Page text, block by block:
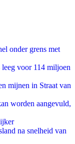
onder grens met
voor 114 miljoen
mijnen in Straat van
worden aangevuld,
na snelheid van